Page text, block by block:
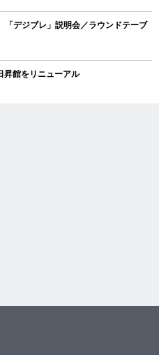
デジブレ」説明会／ラウンドテーブ
館をリニューアル